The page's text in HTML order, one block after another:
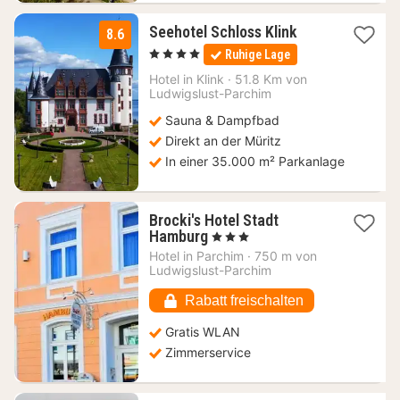
8.6 Seehotel Schloss Klink1
Nacht
ab
119
, 4 Sterne Ruhige Lage
Hotel in Klink · 51.8 Km von
Ludwigslust-Parchim
Sauna & Dampfbad
Direkt an der Müritz
In einer 35.000 m² Parkanlage
Brocki's Hotel Stadt
Hamburg 1
Nacht
ab
€
, 3 Sterne
Hotel in Parchim · 750 m von
Ludwigslust-Parchim
Rabatt freischalten
Gratis WLAN
Zimmerservice